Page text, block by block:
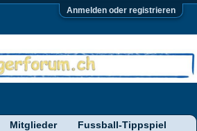
Anmelden oder registrieren
Mitglieder Fussball-Tippspiel